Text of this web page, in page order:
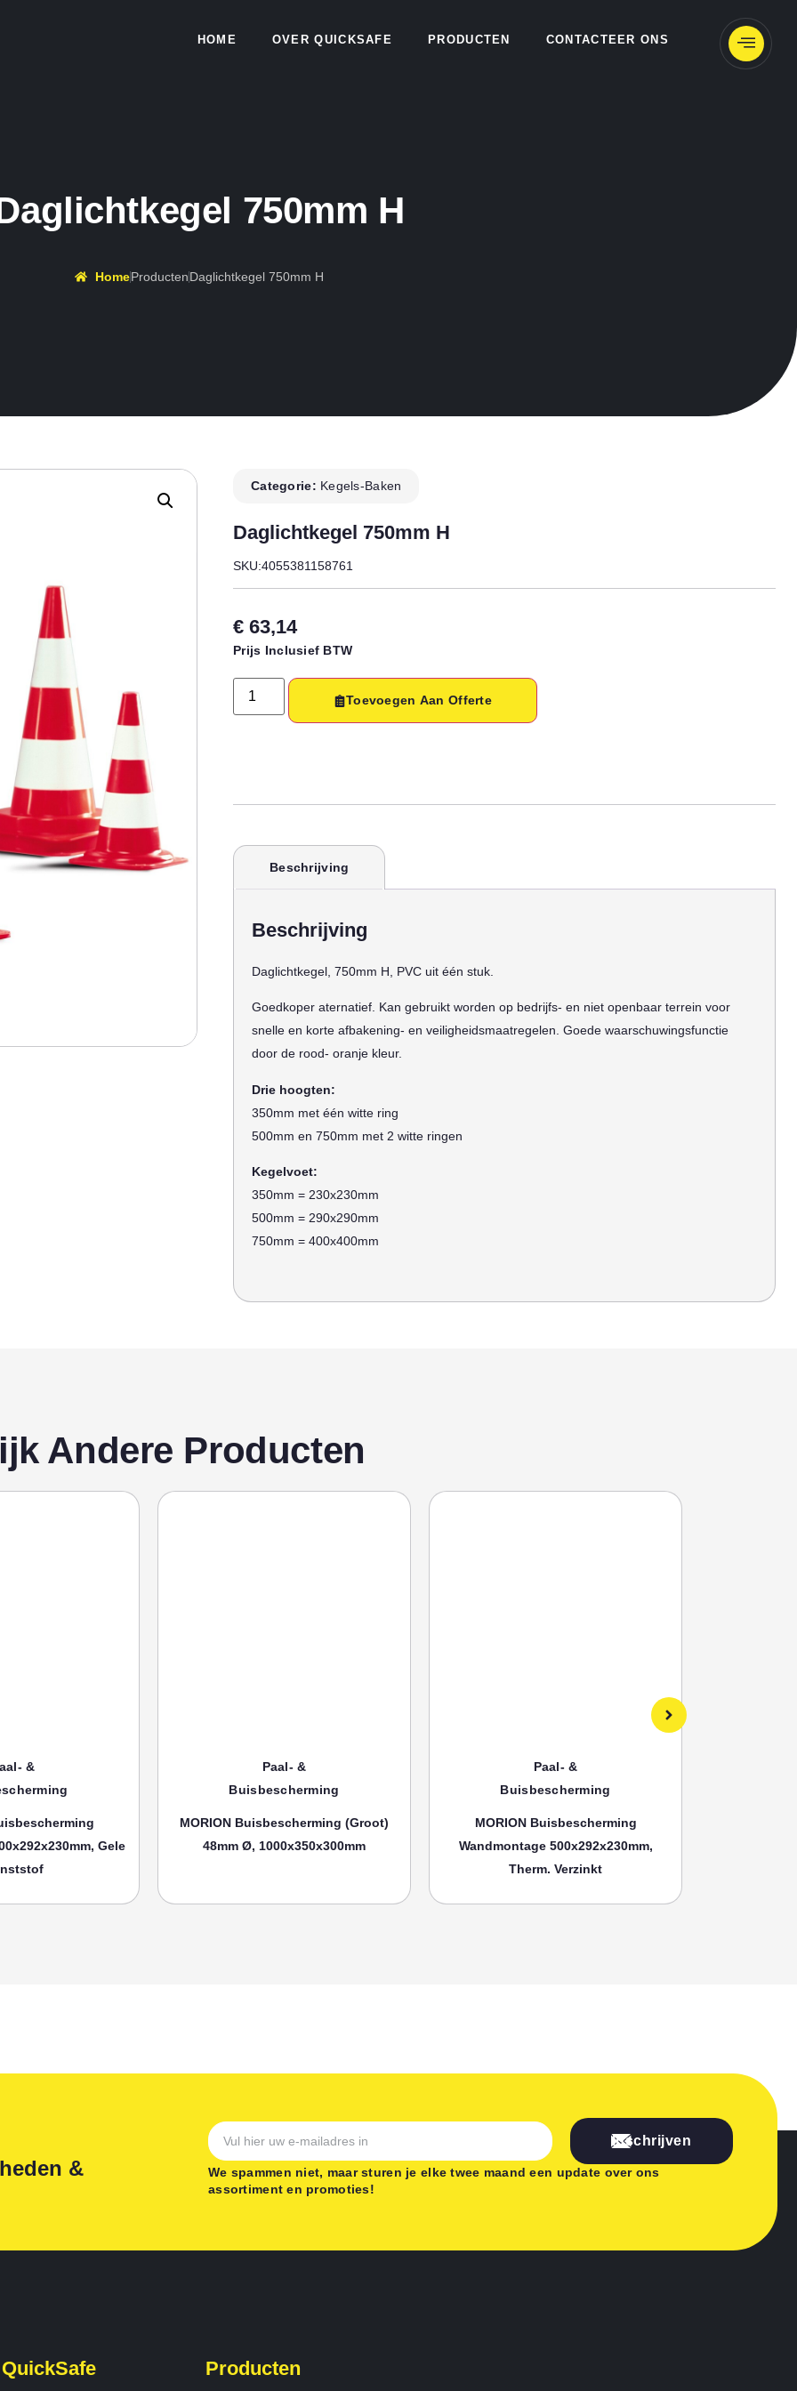
HOME OVER QUICKSAFE PRODUCTEN CONTACTEER ONS
750mm H
HomeProductenDaglichtkegel 750mm H
Categorie: Kegels-Baken
Daglichtkegel 750mm H
SKU:4055381158761
€ 63,14
Prijs Inclusief BTW
Toevoegen Aan Offerte
Beschrijving
Beschrijving
Daglichtkegel, 750mm H, PVC uit één stuk.
Goedkoper aternatief. Kan gebruikt worden op bedrijfs- en niet openbaar terrein voor
snelle en korte afbakening- en veiligheidsmaatregelen. Goede waarschuwingsfunctie
door de rood- oranje kleur.
Drie hoogten:
350mm met één witte ring
500mm en 750mm met 2 witte ringen
Kegelvoet:
350mm = 230x230mm
500mm = 290x290mm
750mm = 400x400mm
Andere Producten
&
Gele
Paal- &
Buisbescherming
MORION Buisbescherming (groot)
48mm Ø, 1000x350x300mm
Paal- &
Buisbescherming
MORION Buisbescherming
Wandmontage 500x292x230mm,
Therm. Verzinkt
&
Inschrijven
We spammen niet, maar sturen je elke twee maand een update over ons
assortiment en promoties!
Producten